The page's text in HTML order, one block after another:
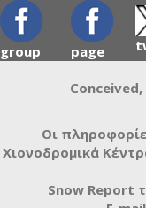
group page
Οι
Χιονοδρομικά
Snow Report